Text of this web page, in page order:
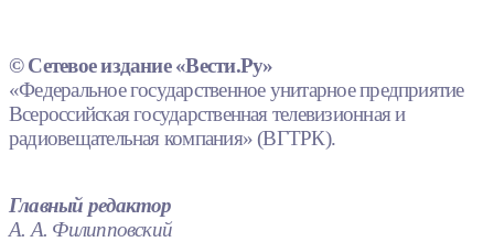
© Сетевое издание «Вести.Ру»
«Федеральное государственное унитарное предприятие
Всероссийская государственная телевизионная и
радиовещательная компания» (ВГТРК).
Главный редактор
А. А. Филипповский